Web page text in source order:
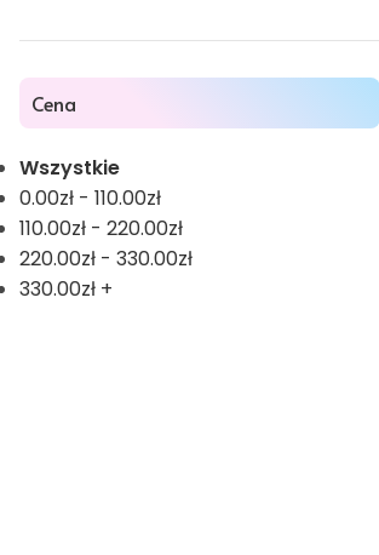
Cena
Wszystkie
0.00zł - 110.00zł
110.00zł - 220.00zł
220.00zł - 330.00zł
330.00zł +